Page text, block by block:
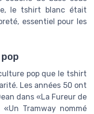
le tshirt blanc était
essentiel pour les
pop que le tshirt
Les années 50 ont
dans «La Fureur de
Tramway nommé